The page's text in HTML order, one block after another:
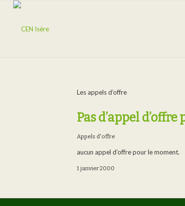
Les appels d’offre
Pas d’appel
Appels d'offre
aucun appel d’offre pour le moment.
1 janvier 2000